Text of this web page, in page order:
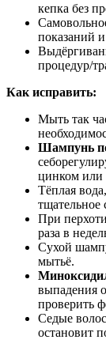
кепка без
показаний
процедур/
Как исправить:
Мыть так
Шампунь
цинком или
Тёплая
тщательное
При
раза в
Сухой
мытьё.
выпадения
проверить
Седые
остановит